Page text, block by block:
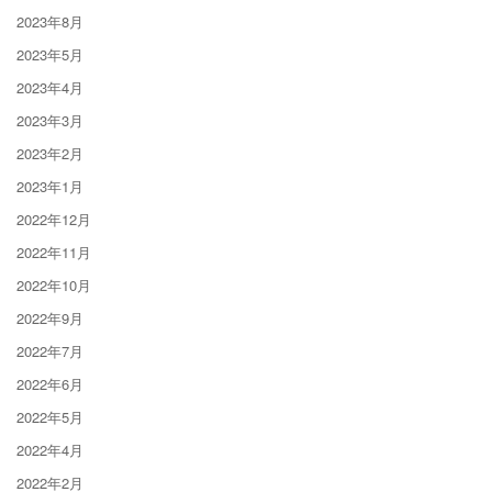
2023年8月
2023年5月
2023年4月
2023年3月
2023年2月
2023年1月
2022年12月
2022年11月
2022年10月
2022年9月
2022年7月
2022年6月
2022年5月
2022年4月
2022年2月